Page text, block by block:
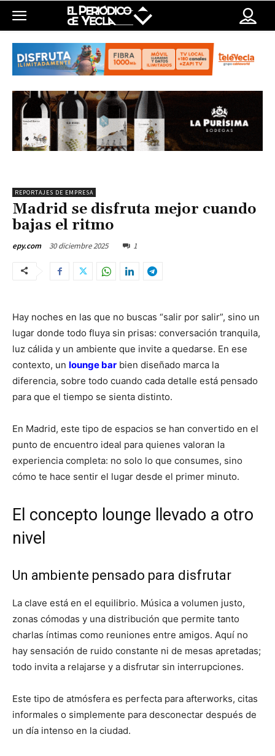
REPORTAJES DE EMPRESA
Madrid se disfruta mejor cuando
bajas el ritmo
epy.com 30 diciembre 2025 1
Hay noches en las que no buscas “salir por salir”, sino un
lugar donde todo fluya sin prisas: conversación tranquila,
luz cálida y un ambiente que invite a quedarse. En ese
contexto, un lounge bar bien diseñado marca la
diferencia, sobre todo cuando cada detalle está pensado
para que el tiempo se sienta distinto.
En Madrid, este tipo de espacios se han convertido en el
punto de encuentro ideal para quienes valoran la
experiencia completa: no solo lo que consumes, sino
cómo te hace sentir el lugar desde el primer minuto.
El concepto lounge llevado a otro
nivel
Un ambiente pensado para disfrutar
La clave está en el equilibrio. Música a volumen justo,
zonas cómodas y una distribución que permite tanto
charlas íntimas como reuniones entre amigos. Aquí no
hay sensación de ruido constante ni de mesas apretadas;
todo invita a relajarse y a disfrutar sin interrupciones.
Este tipo de atmósfera es perfecta para afterworks, citas
informales o simplemente para desconectar después de
un día intenso en la ciudad.